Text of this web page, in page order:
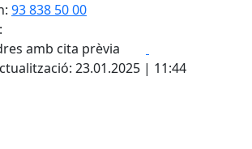
93 838 50 00
amb cita prèvia
23.01.2025 | 11:44